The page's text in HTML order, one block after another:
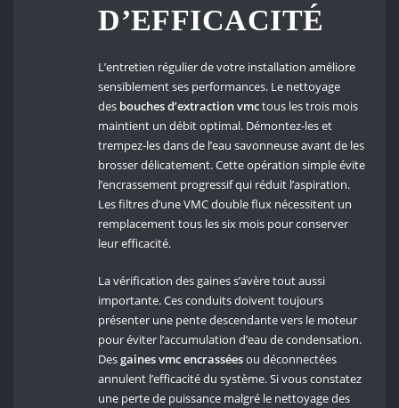
D’EFFICACITÉ
L’entretien régulier de votre installation améliore
sensiblement ses performances. Le nettoyage
des bouches d’extraction vmctous les trois mois
maintient un débit optimal. Démontez-les et
trempez-les dans de l’eau savonneuse avant de les
brosser délicatement. Cette opération simple évite
l’encrassement progressif qui réduit l’aspiration.
Les filtres d’une VMC double flux nécessitent un
remplacement tous les six mois pour conserver
leur efficacité.
La vérification des gaines s’avère tout aussi
importante. Ces conduits doivent toujours
présenter une pente descendante vers le moteur
pour éviter l’accumulation d’eau de condensation.
Desgaines vmc encrasséesou déconnectées
annulent l’efficacité du système. Si vous constatez
une perte de puissance malgré le nettoyage des